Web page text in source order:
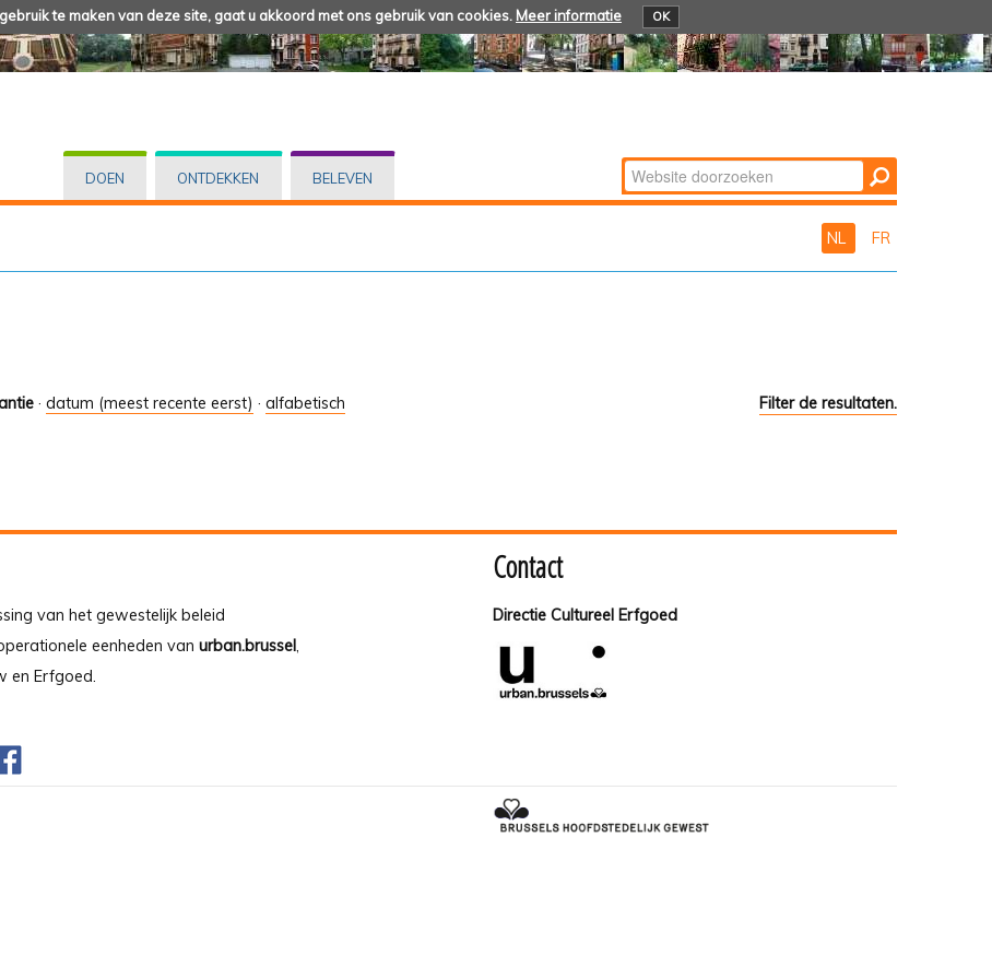
te maken van deze site, gaat u akkoord met ons gebruik van cookies. Meer informatie OK
DOEN ONTDEKKEN BELEVEN Zoek
Geavanceerd
NL FR
Filter de resultaten.
· datum (meest recente eerst) · alfabetisch
van het gewestelijk beleid
eenheden van urban.brussel,
en Erfgoed.
Contact
Directie Cultureel Erfgoed